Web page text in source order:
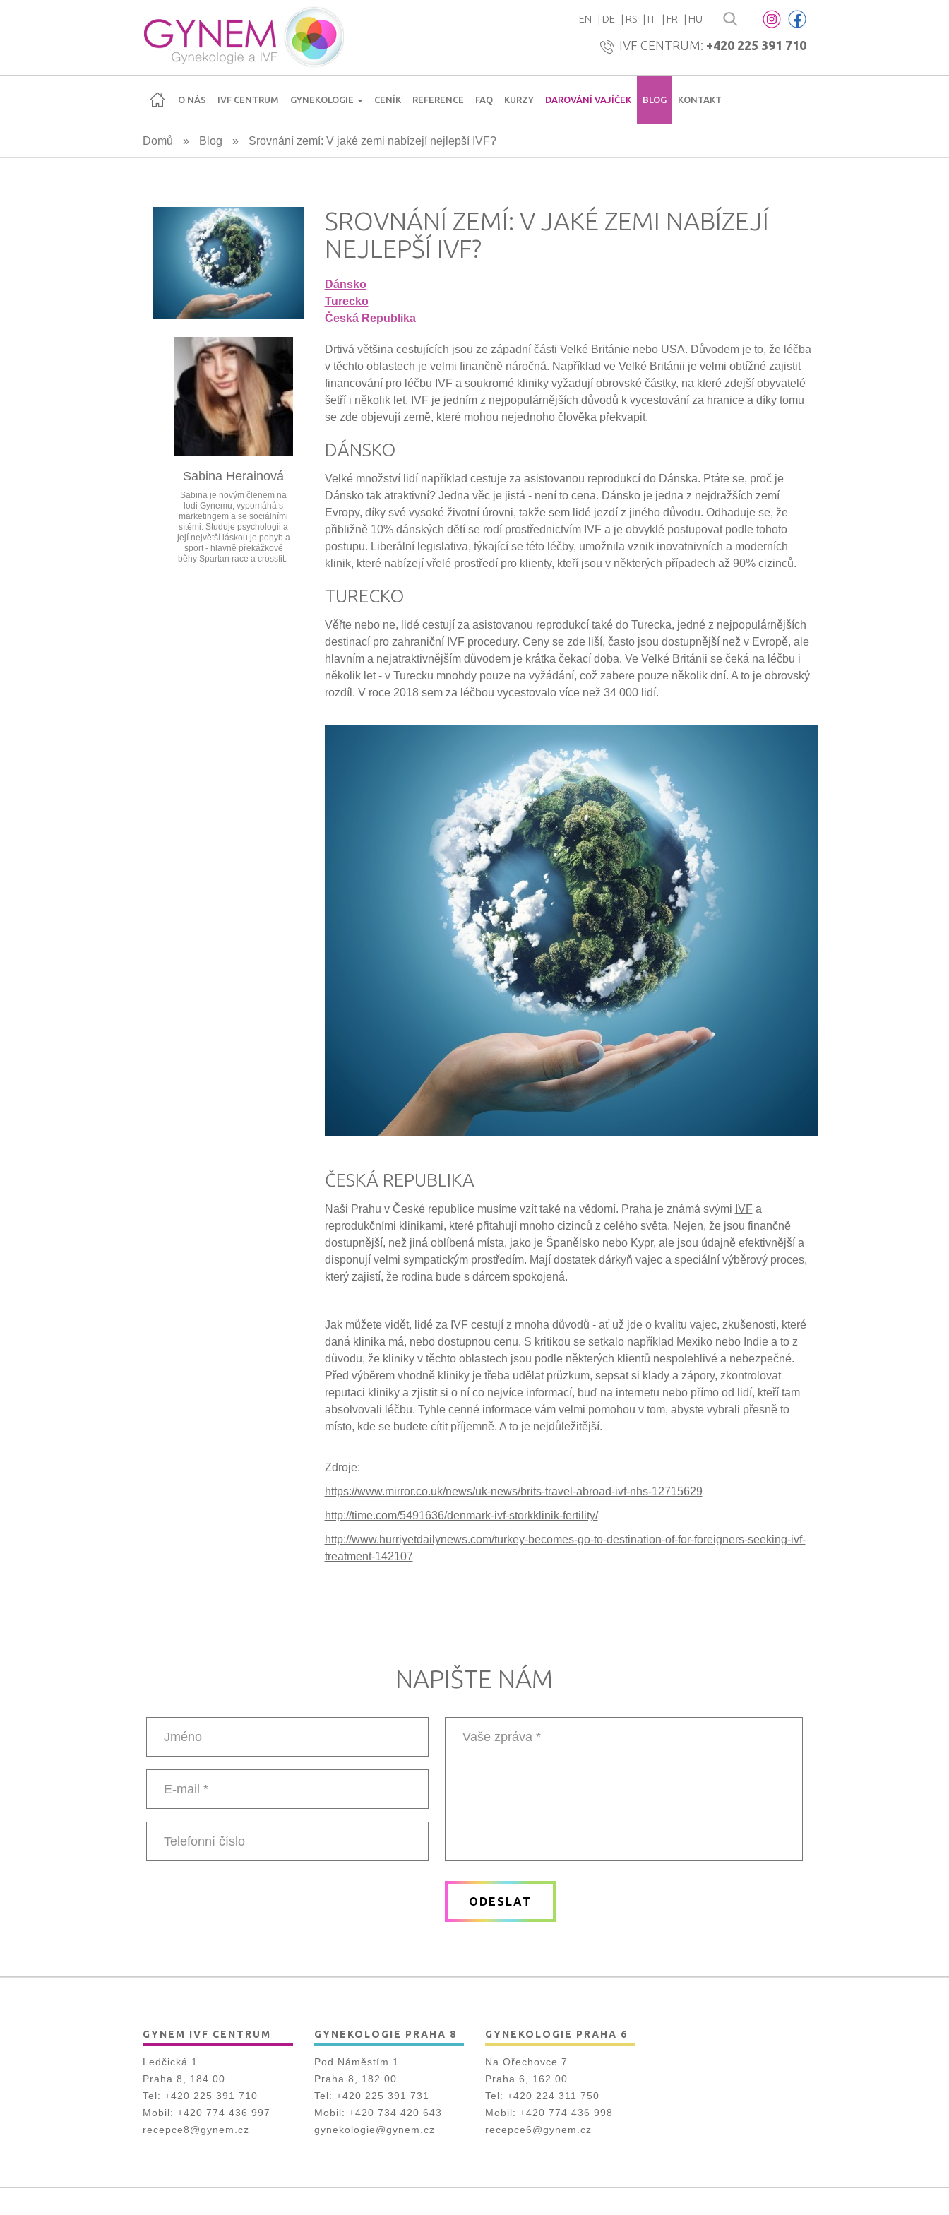
EN DE RS IT FR HU
IVF CENTRUM: +420 225 391 710
O NÁS IVF CENTRUM GYNEKOLOGIE CENÍK REFERENCE FAQ KURZY DAROVÁNÍ VAJÍČEK BLOG KONTAKT
Domů » Blog » Srovnání zemí: V jaké zemi nabízejí nejlepší IVF?
Sabina Herainová
Sabina je novým členem na
lodi Gynemu, vypomáhá s
marketingem a se sociálními
sítěmi. Studuje psychologii a
její největší láskou je pohyb a
sport - hlavně překážkové
běhy Spartan race a crossfit.
SROVNÁNÍ ZEMÍ: V JAKÉ ZEMI NABÍZEJÍ
NEJLEPŠÍ IVF?
Dánsko
Turecko
Česká Republika
Drtivá většina cestujících jsou ze západní části Velké Británie nebo USA. Důvodem je to, že léčba
v těchto oblastech je velmi finančně náročná. Například ve Velké Británii je velmi obtížné zajistit
financování pro léčbu IVF a soukromé kliniky vyžadují obrovské částky, na které zdejší obyvatelé
šetří i několik let. IVF je jedním z nejpopulárnějších důvodů k vycestování za hranice a díky tomu
se zde objevují země, které mohou nejednoho člověka překvapit.
DÁNSKO
Velké množství lidí například cestuje za asistovanou reprodukcí do Dánska. Ptáte se, proč je
Dánsko tak atraktivní? Jedna věc je jistá - není to cena. Dánsko je jedna z nejdražších zemí
Evropy, díky své vysoké životní úrovni, takže sem lidé jezdí z jiného důvodu. Odhaduje se, že
přibližně 10% dánských dětí se rodí prostřednictvím IVF a je obvyklé postupovat podle tohoto
postupu. Liberální legislativa, týkající se této léčby, umožnila vznik inovatnivních a moderních
klinik, které nabízejí vřelé prostředí pro klienty, kteří jsou v některých případech až 90% cizinců.
TURECKO
Věřte nebo ne, lidé cestují za asistovanou reprodukcí také do Turecka, jedné z nejpopulárnějších
destinací pro zahraniční IVF procedury. Ceny se zde liší, často jsou dostupnější než v Evropě, ale
hlavním a nejatraktivnějším důvodem je krátka čekací doba. Ve Velké Británii se čeká na léčbu i
několik let - v Turecku mnohdy pouze na vyžádání, což zabere pouze několik dní. A to je obrovský
rozdíl. V roce 2018 sem za léčbou vycestovalo více než 34 000 lidí.
ČESKÁ REPUBLIKA
Naši Prahu v České republice musíme vzít také na vědomí. Praha je známá svými IVF a
reprodukčními klinikami, které přitahují mnoho cizinců z celého světa. Nejen, že jsou finančně
dostupnější, než jiná oblíbená místa, jako je Španělsko nebo Kypr, ale jsou údajně efektivnější a
disponují velmi sympatickým prostředím. Mají dostatek dárkyň vajec a speciální výběrový proces,
který zajistí, že rodina bude s dárcem spokojená.
Jak můžete vidět, lidé za IVF cestují z mnoha důvodů - ať už jde o kvalitu vajec, zkušenosti, které
daná klinika má, nebo dostupnou cenu. S kritikou se setkalo například Mexiko nebo Indie a to z
důvodu, že kliniky v těchto oblastech jsou podle některých klientů nespolehlivé a nebezpečné.
Před výběrem vhodně kliniky je třeba udělat průzkum, sepsat si klady a zápory, zkontrolovat
reputaci kliniky a zjistit si o ní co nejvíce informací, buď na internetu nebo přímo od lidí, kteří tam
absolvovali léčbu. Tyhle cenné informace vám velmi pomohou v tom, abyste vybrali přesně to
místo, kde se budete cítit příjemně. A to je nejdůležitější.
Zdroje:
https://www.mirror.co.uk/news/uk-news/brits-travel-abroad-ivf-nhs-12715629
http://time.com/5491636/denmark-ivf-storkklinik-fertility/
http://www.hurriyetdailynews.com/turkey-becomes-go-to-destination-of-for-foreigners-seeking-ivf-
treatment-142107
NAPIŠTE NÁM
zpráva
ODESLAT
GYNEM IVF CENTRUM
Ledčická 1
Praha 8, 184 00
Tel: +420 225 391 710
Mobil: +420 774 436 997
recepce8@gynem.cz
GYNEKOLOGIE PRAHA 8
Pod Náměstím 1
Praha 8, 182 00
Tel: +420 225 391 731
Mobil: +420 734 420 643
gynekologie@gynem.cz
GYNEKOLOGIE PRAHA 6
Na Ořechovce 7
Praha 6, 162 00
Tel: +420 224 311 750
Mobil: +420 774 436 998
recepce6@gynem.cz